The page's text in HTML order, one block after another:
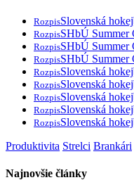
RozpisSlovenská
RozpisSHbÚ Summer
RozpisSHbÚ Summer
RozpisSHbÚ Summer
RozpisSlovenská
RozpisSlovenská
RozpisSlovenská
RozpisSlovenská
RozpisSlovenská
Produktivita Strelci Brankári
Najnovšie články